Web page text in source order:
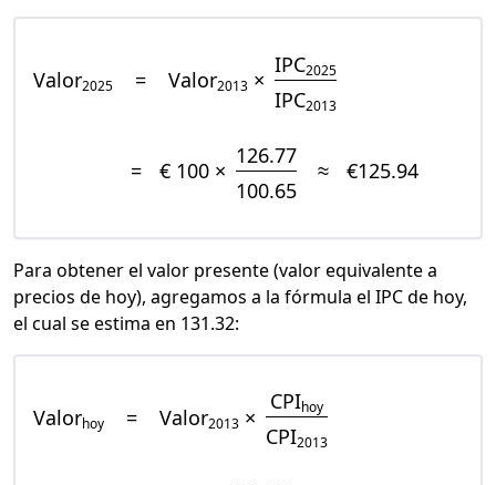
Valor2025 = Valor2013 ×
IPC2025
IPC2013
= € 100 ×
126.77
100.65
≈ €125.94
Para obtener el valor presente (valor equivalente a
precios de hoy), agregamos a la fórmula el IPC de hoy,
el cual se estima en 131.32:
Valorhoy = Valor2013 ×
CPIhoy
CPI2013